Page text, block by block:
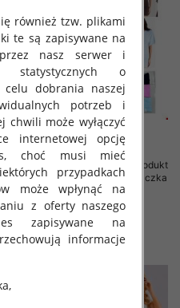
Sukienki damskie (Polska produkt
) Roz Standard, Mix Kolor Paczka
5 szt
39.00 zł
szczegóły
również tzw. plikami
te są zapisywane na
nasz serwer i
statystycznych o
dobrania naszej
potrzeb i
chwili może wyłączyć
internetowej opcję
choć musi mieć
przypadkach
może wpłynąć na
z oferty naszego
zapisywane na
informacje